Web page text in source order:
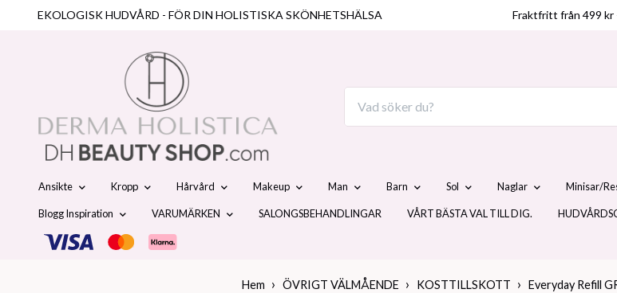
EKOLOGISK HUDVÅRD - FÖR DIN HOLISTISKA SKÖNHETSHÄLSA Fraktfritt från 499 kr
Ansikte Kropp Hårvård Makeup Man Barn Sol Naglar Minisar/
Blogg Inspiration VARUMÄRKEN SALONGSBEHANDLINGAR VÅRT BÄSTA VAL TILL DIG.
Hem ÖVRIGT VÄLMÅENDE KOSTTILLSKOTT Everyday Refill